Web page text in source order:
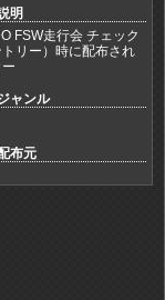
明
FSW走行会 チェック
リー）時に配布され
ャンル
布元